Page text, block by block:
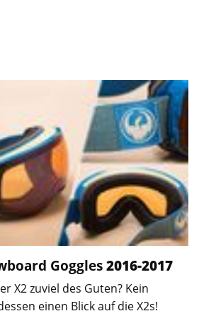
Goggles2016-2017
X2 zuviel des Guten? Kein
einen Blick auf die X2s!